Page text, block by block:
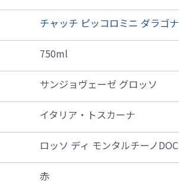
チャッチ ピッコロミニ ダラゴナ
750ml
サンジョヴェーゼ グロッソ
イタリア・トスカーナ
ロッソ ディ モンタルチーノDOC
赤